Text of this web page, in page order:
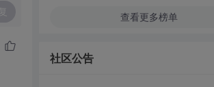
查看更多榜单
社区公告